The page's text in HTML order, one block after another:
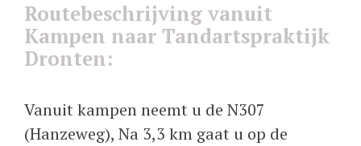
Routebeschrijving vanuit
Kampen naar Tandartspraktijk
Dronten:
Vanuit kampen neemt u de N307
(Hanzeweg), Na 3,3 km gaat u op de